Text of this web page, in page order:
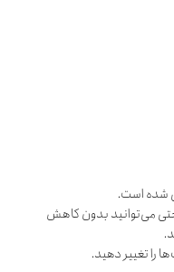
شده است.
می‌توانید بدون کاهش
را تغییر دهید.